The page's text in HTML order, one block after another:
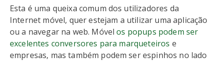
Esta é uma queixa comum dos utilizadores da
Internet móvel, quer estejam a utilizar uma aplicação
ou a navegar na web. Móvelos popups podem ser
excelentes conversores para marqueteiros e
empresas, mas também podem ser espinhos no lado